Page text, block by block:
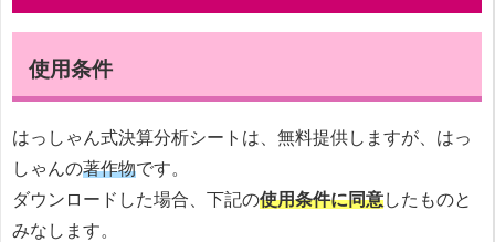
使用条件
はっしゃん式決算分析シートは、無料提供しますが、はっ
しゃんの著作物です。
ダウンロードした場合、下記の使用条件に同意したものと
みなします。